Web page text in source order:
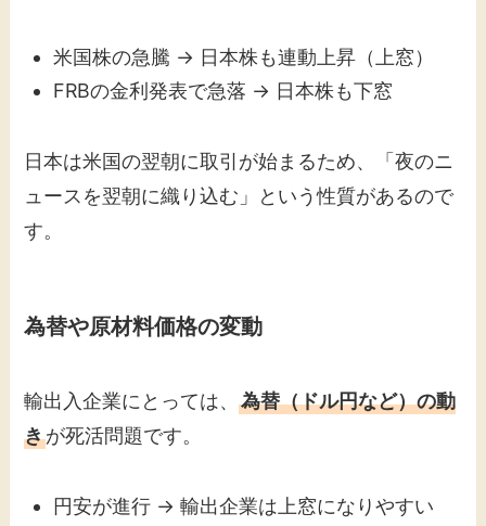
米国株の急騰 → 日本株も連動上昇（上窓）
FRBの金利発表で急落 → 日本株も下窓
日本は米国の翌朝に取引が始まるため、「夜のニ
ュースを翌朝に織り込む」という性質があるので
す。
為替や原材料価格の変動
輸出入企業にとっては、為替（ドル円など）の動
きが死活問題です。
円安が進行 → 輸出企業は上窓になりやすい